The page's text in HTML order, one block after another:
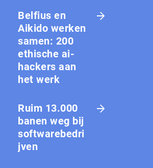
Belfius en
Aikido werken
samen: 200
ethische ai-
hackers aan
het werk
Ruim 13.000
banen weg bij
softwarebedri
jven